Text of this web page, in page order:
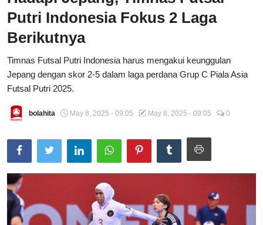
Total Sports
Contact
Pedoman Media Siber
Putri Indonesia Fokus 2 Laga
Berikutnya
Timnas Futsal Putri Indonesia harus mengakui keunggulan
Jepang dengan skor 2-5 dalam laga perdana Grup C Piala Asia
Futsal Putri 2025.
bolahita May 8, 2025 - 09:05 May 8, 2025 - 09:05 0